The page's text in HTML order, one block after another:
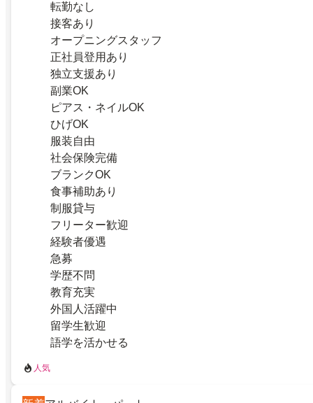
転勤なし
接客あり
オープニングスタッフ
正社員登用あり
独立支援あり
副業OK
ピアス・ネイルOK
ひげOK
服装自由
社会保険完備
ブランクOK
食事補助あり
制服貸与
フリーター歓迎
経験者優遇
急募
学歴不問
教育充実
外国人活躍中
留学生歓迎
語学を活かせる
人気